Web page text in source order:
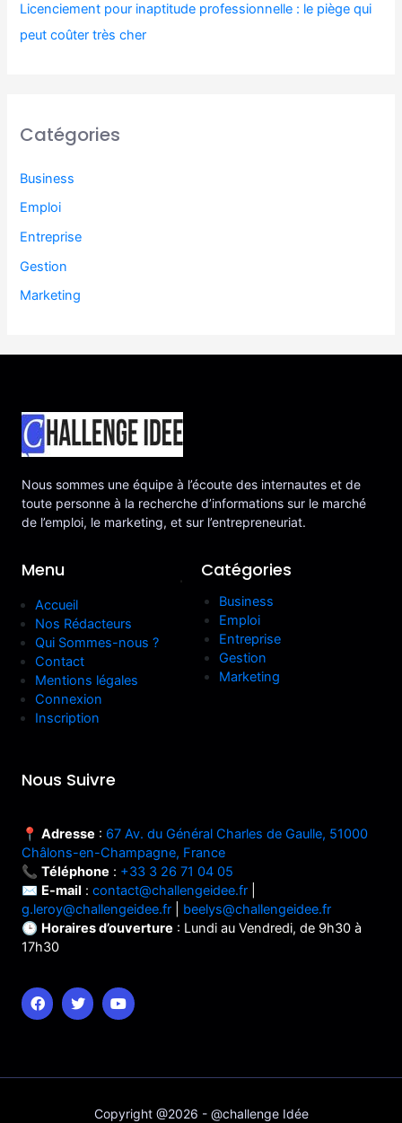
Licenciement pour inaptitude professionnelle : le piège qui
peut coûter très cher
Catégories
Business
Emploi
Entreprise
Gestion
Marketing
Nous sommes une équipe à l’écoute des internautes et de
toute personne à la recherche d’informations sur le marché
de l’emploi, le marketing, et sur l’entrepreneuriat.
Menu
Accueil
Nos Rédacteurs
Qui Sommes-nous ?
Contact
Mentions légales
Connexion
Inscription
Catégories
.
Business
Emploi
Entreprise
Gestion
Marketing
Nous Suivre
📍 Adresse : 67 Av. du Général Charles de Gaulle, 51000
Châlons-en-Champagne, France
📞 Téléphone : +33 3 26 71 04 05
✉️ E-mail : contact@challengeidee.fr
g.leroy@challengeidee.fr
beelys@challengeidee.fr
🕒 Horaires d’ouverture : Lundi au Vendredi, de 9h30 à
17h30
Copyright @2026 - @challenge Idée